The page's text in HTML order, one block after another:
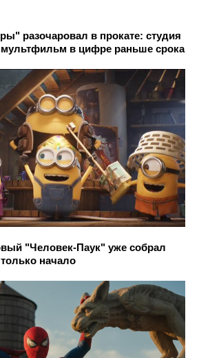
разочаровал в прокате: студия
в цифре раньше срока
"Человек-Паук" уже собрал
начало